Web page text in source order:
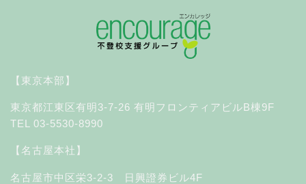
【東京本部】
東京都江東区有明3-7-26 有明フロンティアビルB棟9F
TEL 03-5530-8990
【名古屋本社】
名古屋市中区栄3-2-3 日興證券ビル4F